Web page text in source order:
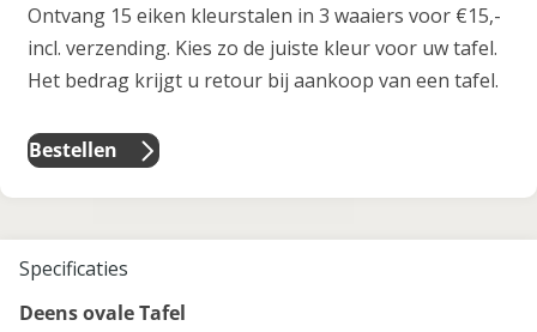
Ontvang 15 eiken kleurstalen in 3 waaiers voor €15,-
incl. verzending. Kies zo de juiste kleur voor uw tafel.
Het bedrag krijgt u retour bij aankoop van een tafel.
Bestellen
Specificaties
Deens ovale Tafel